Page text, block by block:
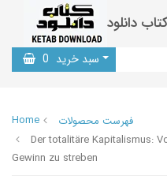
دانلود
سبد خرید 0
Home
فهرست محصولات
Der totalitäre Kapitalismus:
Gewinn zu streben